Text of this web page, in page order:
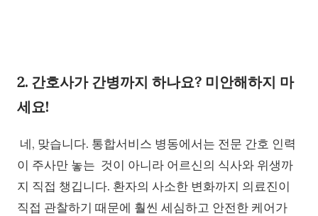
2. 간호사가 간병까지 하나요? 미안해하지 마
세요!
네, 맞습니다. 통합서비스 병동에서는 전문 간호 인력
이 주사만 놓는 것이 아니라 어르신의 식사와 위생까
지 직접 챙깁니다. 환자의 사소한 변화까지 의료진이
직접 관찰하기 때문에 훨씬 세심하고 안전한 케어가